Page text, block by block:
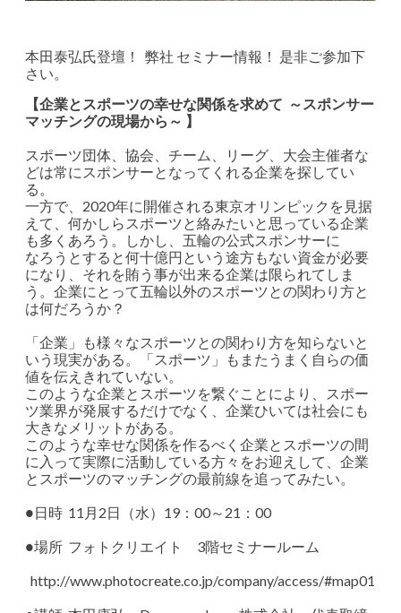
本田泰弘氏登壇！ 弊社 セミナー情報！ 是非ご参加下
さい。
【企業とスポーツの幸せな関係を求めて ～スポンサー
マッチングの現場から～ 】
スポーツ団体、協会、チーム、リーグ、大会主催者な
どは常にスポンサーとなってくれる企業を探してい
る。
一方で、2020年に開催される東京オリンピックを見据
えて、何かしらスポーツと絡みたいと思っている企業
も多くあろう。しかし、五輪の公式スポンサーに
なろうとすると何十億円という途方もない資金が必要
になり、それを賄う事が出来る企業は限られてしま
う。企業にとって五輪以外のスポーツとの関わり方と
は何だろうか？
「企業」も様々なスポーツとの関わり方を知らないと
いう現実がある。「スポーツ」もまたうまく自らの価
値を伝えきれていない。
このような企業とスポーツを繋ぐことにより、スポー
ツ業界が発展するだけでなく、企業ひいては社会にも
大きなメリットがある。
このような幸せな関係を作るべく企業とスポーツの間
に入って実際に活動している方々をお迎えして、企業
とスポーツのマッチングの最前線を追ってみたい。
●日時 11月2日（水）19：00～21：00
●場所 フォトクリエイト 3階セミナールーム
http://www.photocreate.co.jp/company/access/#map01